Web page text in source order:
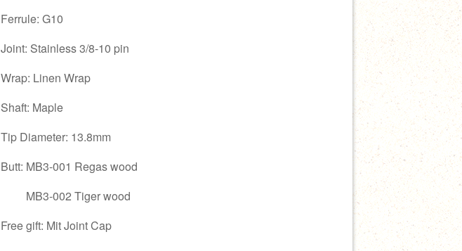
Ferrule: G10
Joint: Stainless 3/8-10 pin
Wrap: Linen Wrap
Shaft: Maple
Tip Diameter: 13.8mm
Butt: MB3-001 Regas wood
MB3-002 Tiger wood
Free gift: Mit Joint Cap